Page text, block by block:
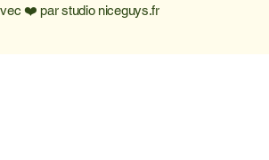
❤️ parstudio niceguys.fr